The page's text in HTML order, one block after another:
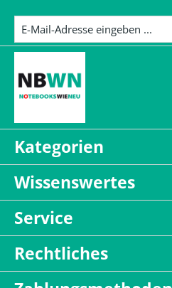
Kategorien
Wissenswertes
Service
Rechtliches